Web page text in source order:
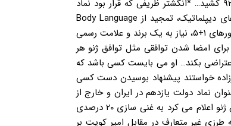
آمدن دولت روحانی، کار تمام آن ژست ها، مقاله ها، علاقه ها و تمجید ها به توافق موقت ژنو در آذرماه ۹۲ کشید… *انگشتر ظریفی که قرار بود نماد
دولت روحانی باشد اما… دولت یازدهم حالا هیچ چیز کم نداشت الا یک انگشتر ظریف… یعنی آن ژست های دیپلماتیک، تمجید از Body Language
روحانی در رسانه های اصلاح طلب، تماس تلفنی با رئیس جمهور اوباما و دست آخر هم توافقی موقت با کشورهای ۱+۵، نیاز به یک برند و علامت رسمی
امضا شدن توافقی مثل توافق ژنو هر
بکند… او می بایست کسی باشد که
خواستند پیشنهاد بوسیدن دست کسی
نماد دولت یازدهم در ایران و خارج از
ایران معرفی شود. دیپلماتی که سال های مدیدی از عمر خود را در آمریکا گذرانده بود، یک ماه قبل از توافق ژنو اعلام می کرد به غنی سازی ۲۰ درصدی
طرزی غیر متعارف در مقابل امیر کویت بر